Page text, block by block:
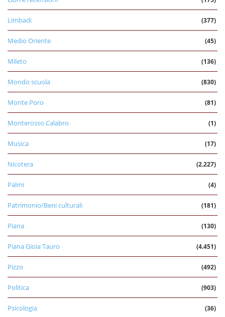
Limbadi (377)
Medio Oriente (45)
Mileto (136)
Mondo scuola (830)
Monte Poro (81)
Monterosso Calabro (1)
Musica (17)
Nicotera (2.227)
Palmi (4)
Patrimonio/Beni culturali (181)
Piana (130)
Piana Gioia Tauro (4.451)
Pizzo (492)
Politica (903)
Psicologia (36)